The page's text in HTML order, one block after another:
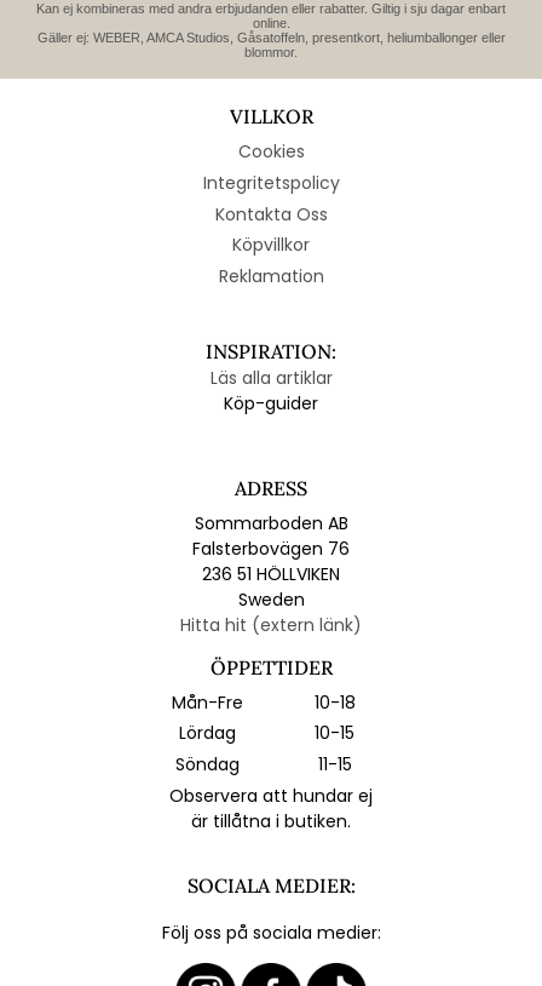
Kan ej kombineras med andra erbjudanden eller rabatter. Giltig i sju dagar enbart
online.
Gäller ej: WEBER, AMCA Studios, Gåsatoffeln, presentkort, heliumballonger eller
blommor.
VILLKOR
Cookies
Integritetspolicy
Kontakta Oss
Köpvillkor
Reklamation
INSPIRATION:
Läs alla artiklar
Köp-guider
ADRESS
Sommarboden AB
Falsterbovägen 76
236 51 HÖLLVIKEN
Sweden
Hitta hit (extern länk)
ÖPPETTIDER
Mån-Fre
10-18
Lördag
10-15
Söndag
11-15
Observera att hundar ej
är tillåtna i butiken.
SOCIALA MEDIER:
Följ oss på sociala medier: